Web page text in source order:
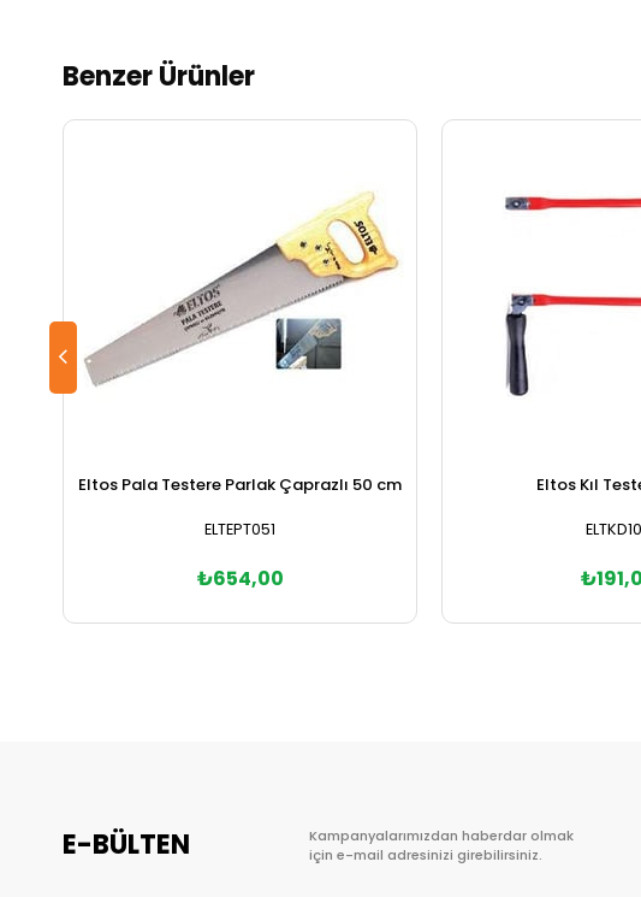
Benzer Ürünler
Eltos Pala Testere Parlak Çaprazlı 50 cm
ELTEPT051
₺654,00
Eltos Kıl
E-BÜLTEN
Kampanyalarımızdan haberdar olmak
için e-mail adresinizi girebilirsiniz.